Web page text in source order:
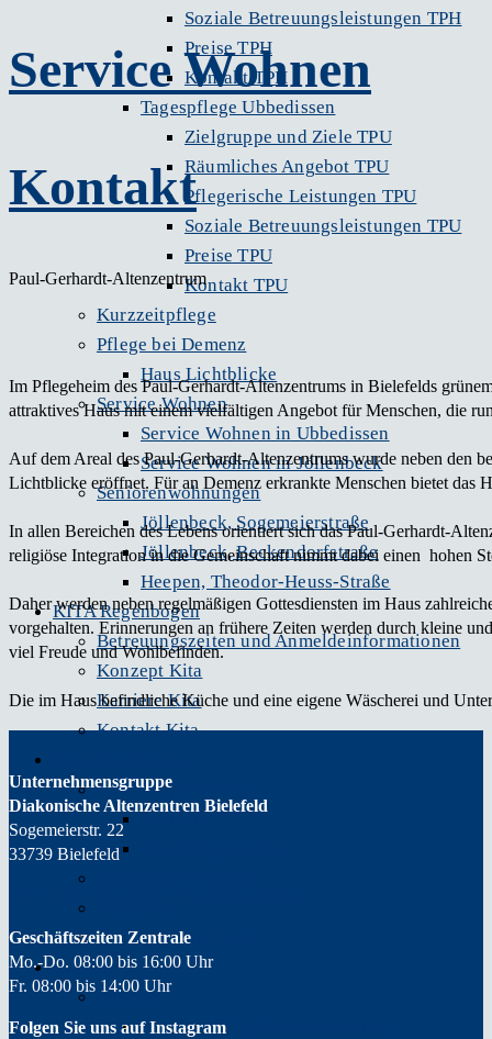
Soziale Betreuungsleistungen TPH
Preise TPH
Kontakt TPH
Tagespflege Ubbedissen
Zielgruppe und Ziele TPU
Räumliches Angebot TPU
Pflegerische Leistungen TPU
Soziale Betreuungsleistungen TPU
Preise TPU
Kontakt TPU
Kurzzeitpflege
Pflege bei Demenz
Haus Lichtblicke
Service Wohnen
Service Wohnen in Ubbedissen
Service Wohnen in Jöllenbeck
Seniorenwohnungen
Jöllenbeck, Sogemeierstraße
Jöllenbeck, Beckendorfstraße
Heepen, Theodor-Heuss-Straße
KITA Regenbogen
Betreuungszeiten und Anmeldeinformationen
Konzept Kita
Karriere Kita
Kontakt Kita
Speisenversorgung
Schulen
Wussten Sie schon?
Karriere
Benefits
Berufsunfähigkeitsabsicherung
Service Wohnen
Kontakt
Paul-Gerhardt-Altenzentrum
Im Pflegeheim des Paul-Gerhardt-Altenzentrums in Bielefelds
attraktives Haus mit einem vielfältigen Angebot für Menschen, die
Auf dem Areal des Paul-Gerhardt-Altenzentrums wurde neben den
Lichtblicke eröffnet. Für an Demenz erkrankte Menschen bietet das
In allen Bereichen des Lebens orientiert sich das Paul-Gerhardt-
religiöse Integration in die Gemeinschaft nimmt dabei einen hohen
Daher werden neben regelmäßigen Gottesdiensten im Haus
vorgehalten. Erinnerungen an frühere Zeiten werden durch kleine
viel Freude und Wohlbefinden.
Die im Haus befindliche Küche und eine eigene Wäscherei und
Unternehmensgruppe
Diakonische Altenzentren Bielefeld
Sogemeierstr. 22
33739 Bielefeld
Geschäftszeiten Zentrale
Mo.-Do. 08:00 bis 16:00 Uhr
Fr. 08:00 bis 14:00 Uhr
Folgen Sie uns auf Instagram